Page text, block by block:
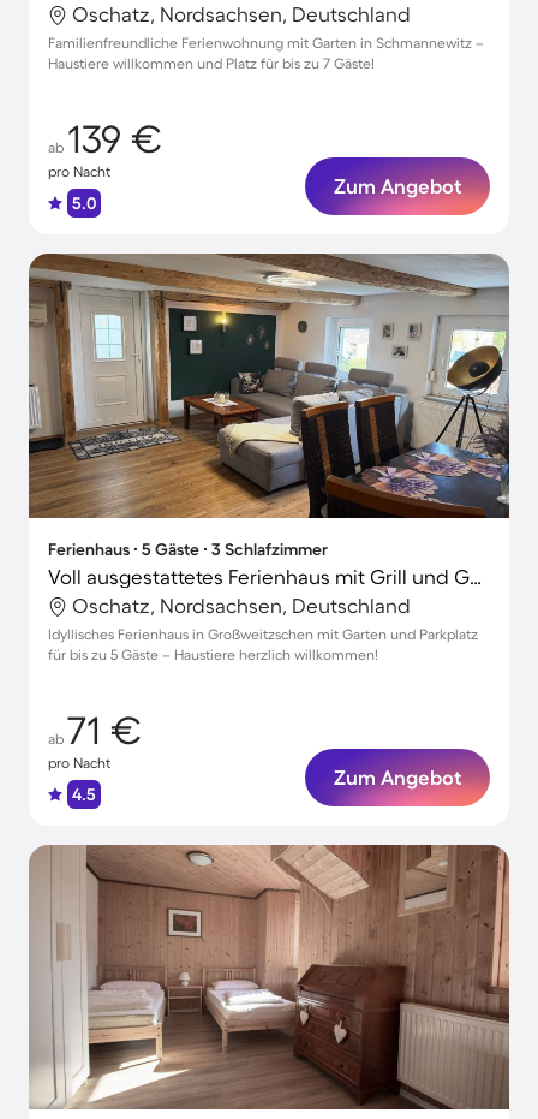
Oschatz, Nordsachsen, Deutschland
Familienfreundliche Ferienwohnung mit Garten in Schmannewitz –
Haustiere willkommen und Platz für bis zu 7 Gäste!
ab 139 €
pro Nacht
5.0
Zum Angebot
Ferienhaus ∙ 5 Gäste ∙ 3 Schlafzimmer
Voll ausgestattetes Ferienhaus mit Grill und Garten | Haustiere erlaubt
Oschatz, Nordsachsen, Deutschland
Idyllisches Ferienhaus in Großweitzschen mit Garten und Parkplatz
für bis zu 5 Gäste – Haustiere herzlich willkommen!
ab 71 €
pro Nacht
4.5
Zum Angebot